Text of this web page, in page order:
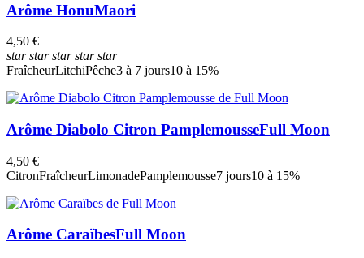
Arôme HonuMaori
4,50 €
starstarstarstarstar
FraîcheurLitchiPêche3 à 7 jours10 à 15%
Arôme Diabolo Citron PamplemousseFull Moon
4,50 €
CitronFraîcheurLimonadePamplemousse7 jours10 à 15%
Arôme CaraïbesFull Moon